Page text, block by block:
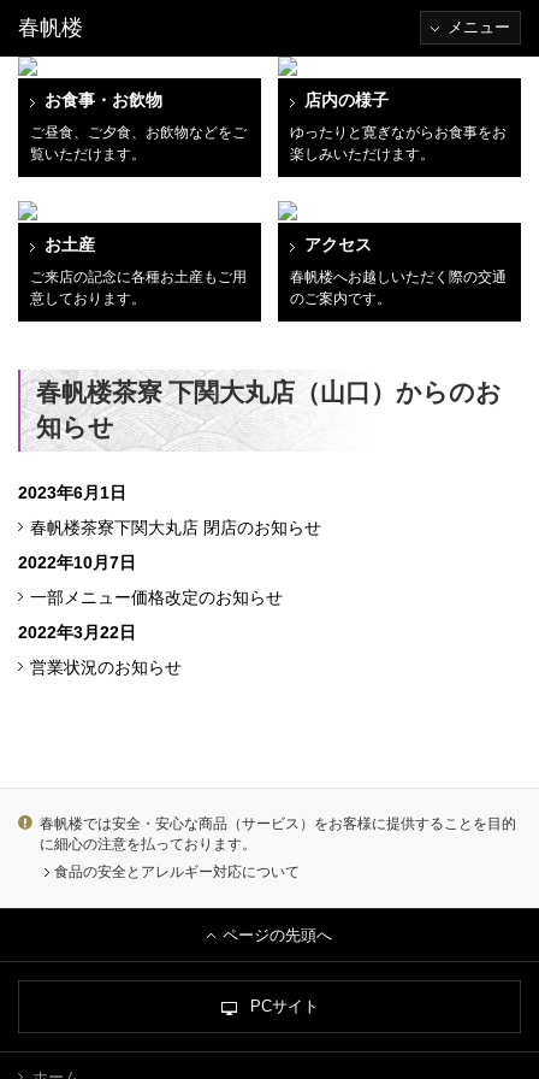
春帆楼 メニュー
お食事・お飲物
ご昼食、ご夕食、お飲物などをご
覧いただけます。
店内の様子
ゆったりと寛ぎながらお食事をお
楽しみいただけます。
お土産
ご来店の記念に各種お土産もご用
意しております。
アクセス
春帆楼へお越しいただく際の交通
のご案内です。
春帆楼茶寮 下関大丸店（山口）からのお
知らせ
2023年6月1日
春帆楼茶寮下関大丸店 閉店のお知らせ
2022年10月7日
一部メニュー価格改定のお知らせ
2022年3月22日
営業状況のお知らせ
春帆楼では安全・安心な商品（サービス）をお客様に提供することを目的
に細心の注意を払っております。
食品の安全とアレルギー対応について
ページの先頭へ
PCサイト